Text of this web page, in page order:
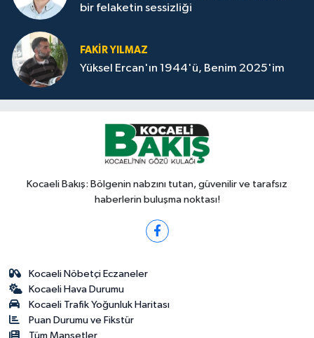
bir felaketin sessizliği
FAKİR YILMAZ
Yüksel Ercan'ın 1944'ü, Benim 2025'im
Kocaeli Bakış: Bölgenin nabzını tutan, güvenilir ve tarafsız
haberlerin buluşma noktası!
Kocaeli Nöbetçi Eczaneler
Kocaeli Hava Durumu
Kocaeli Trafik Yoğunluk Haritası
Puan Durumu ve Fikstür
Tüm Manşetler